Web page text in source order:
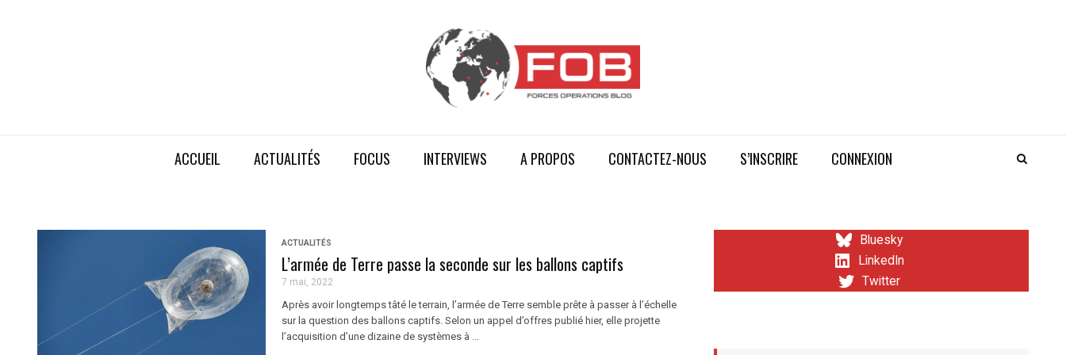
ACCUEIL ACTUALITÉS FOCUS INTERVIEWS A PROPOS CONTACTEZ-NOUS S’INSCRIRE CONNEXION
ACTUALITÉS
L’armée de Terre passe la seconde sur les ballons captifs
7 mai, 2022
Après avoir longtemps tâté le terrain, l’armée de Terre semble prête à passer à l’échelle
sur la question des ballons captifs. Selon un appel d’offres publié hier, elle projette
l’acquisition d’une dizaine de systèmes à ...
Bluesky
LinkedIn
Twitter